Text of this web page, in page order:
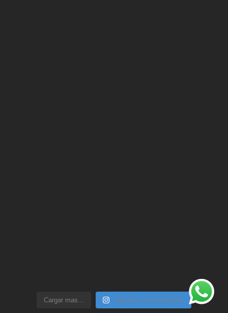
Cargar mas... Síguenos en Instagram